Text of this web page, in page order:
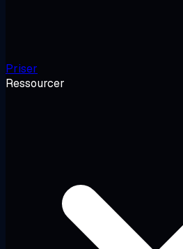
Priser
Ressourcer